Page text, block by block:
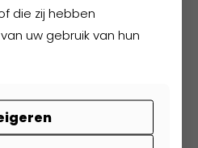
die zij hebben
uw gebruik van hun